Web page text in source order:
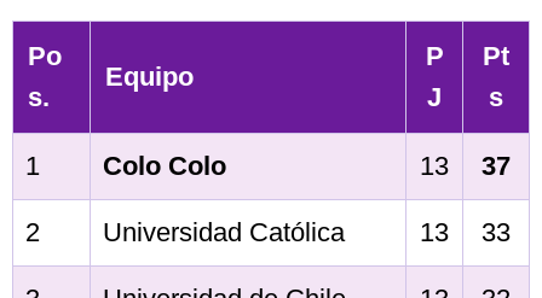
Po
s.
Equipo
P
J
Pt
s
1 Colo Colo 13 37
2 Universidad Católica 13 33